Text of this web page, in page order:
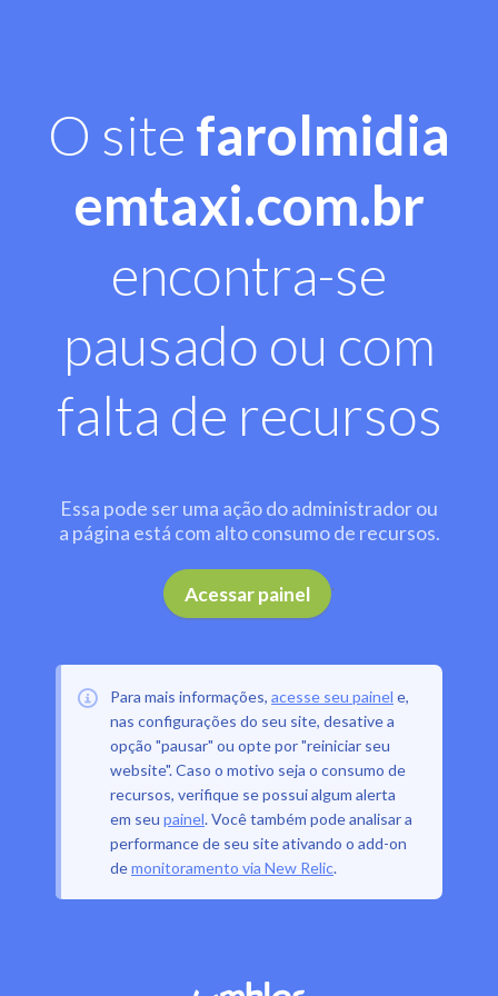
O site farolmidia
emtaxi.com.br
encontra-se
pausado ou com
falta de recursos
Essa pode ser uma ação do administrador ou
a página está com alto consumo de recursos.
Acessar painel .
Para mais informações, acesse seu painel e,
nas configurações do seu site, desative a
opção "pausar" ou opte por "reiniciar seu
website". Caso o motivo seja o consumo de
recursos, verifique se possui algum alerta
em seu painel. Você também pode analisar a
performance de seu site ativando o add-on
demonitoramento via New Relic.